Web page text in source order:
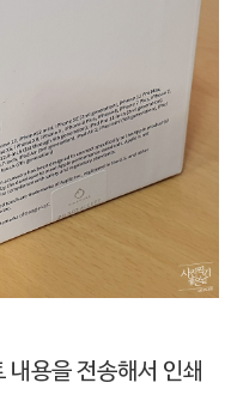
내용을 전송해서 인쇄